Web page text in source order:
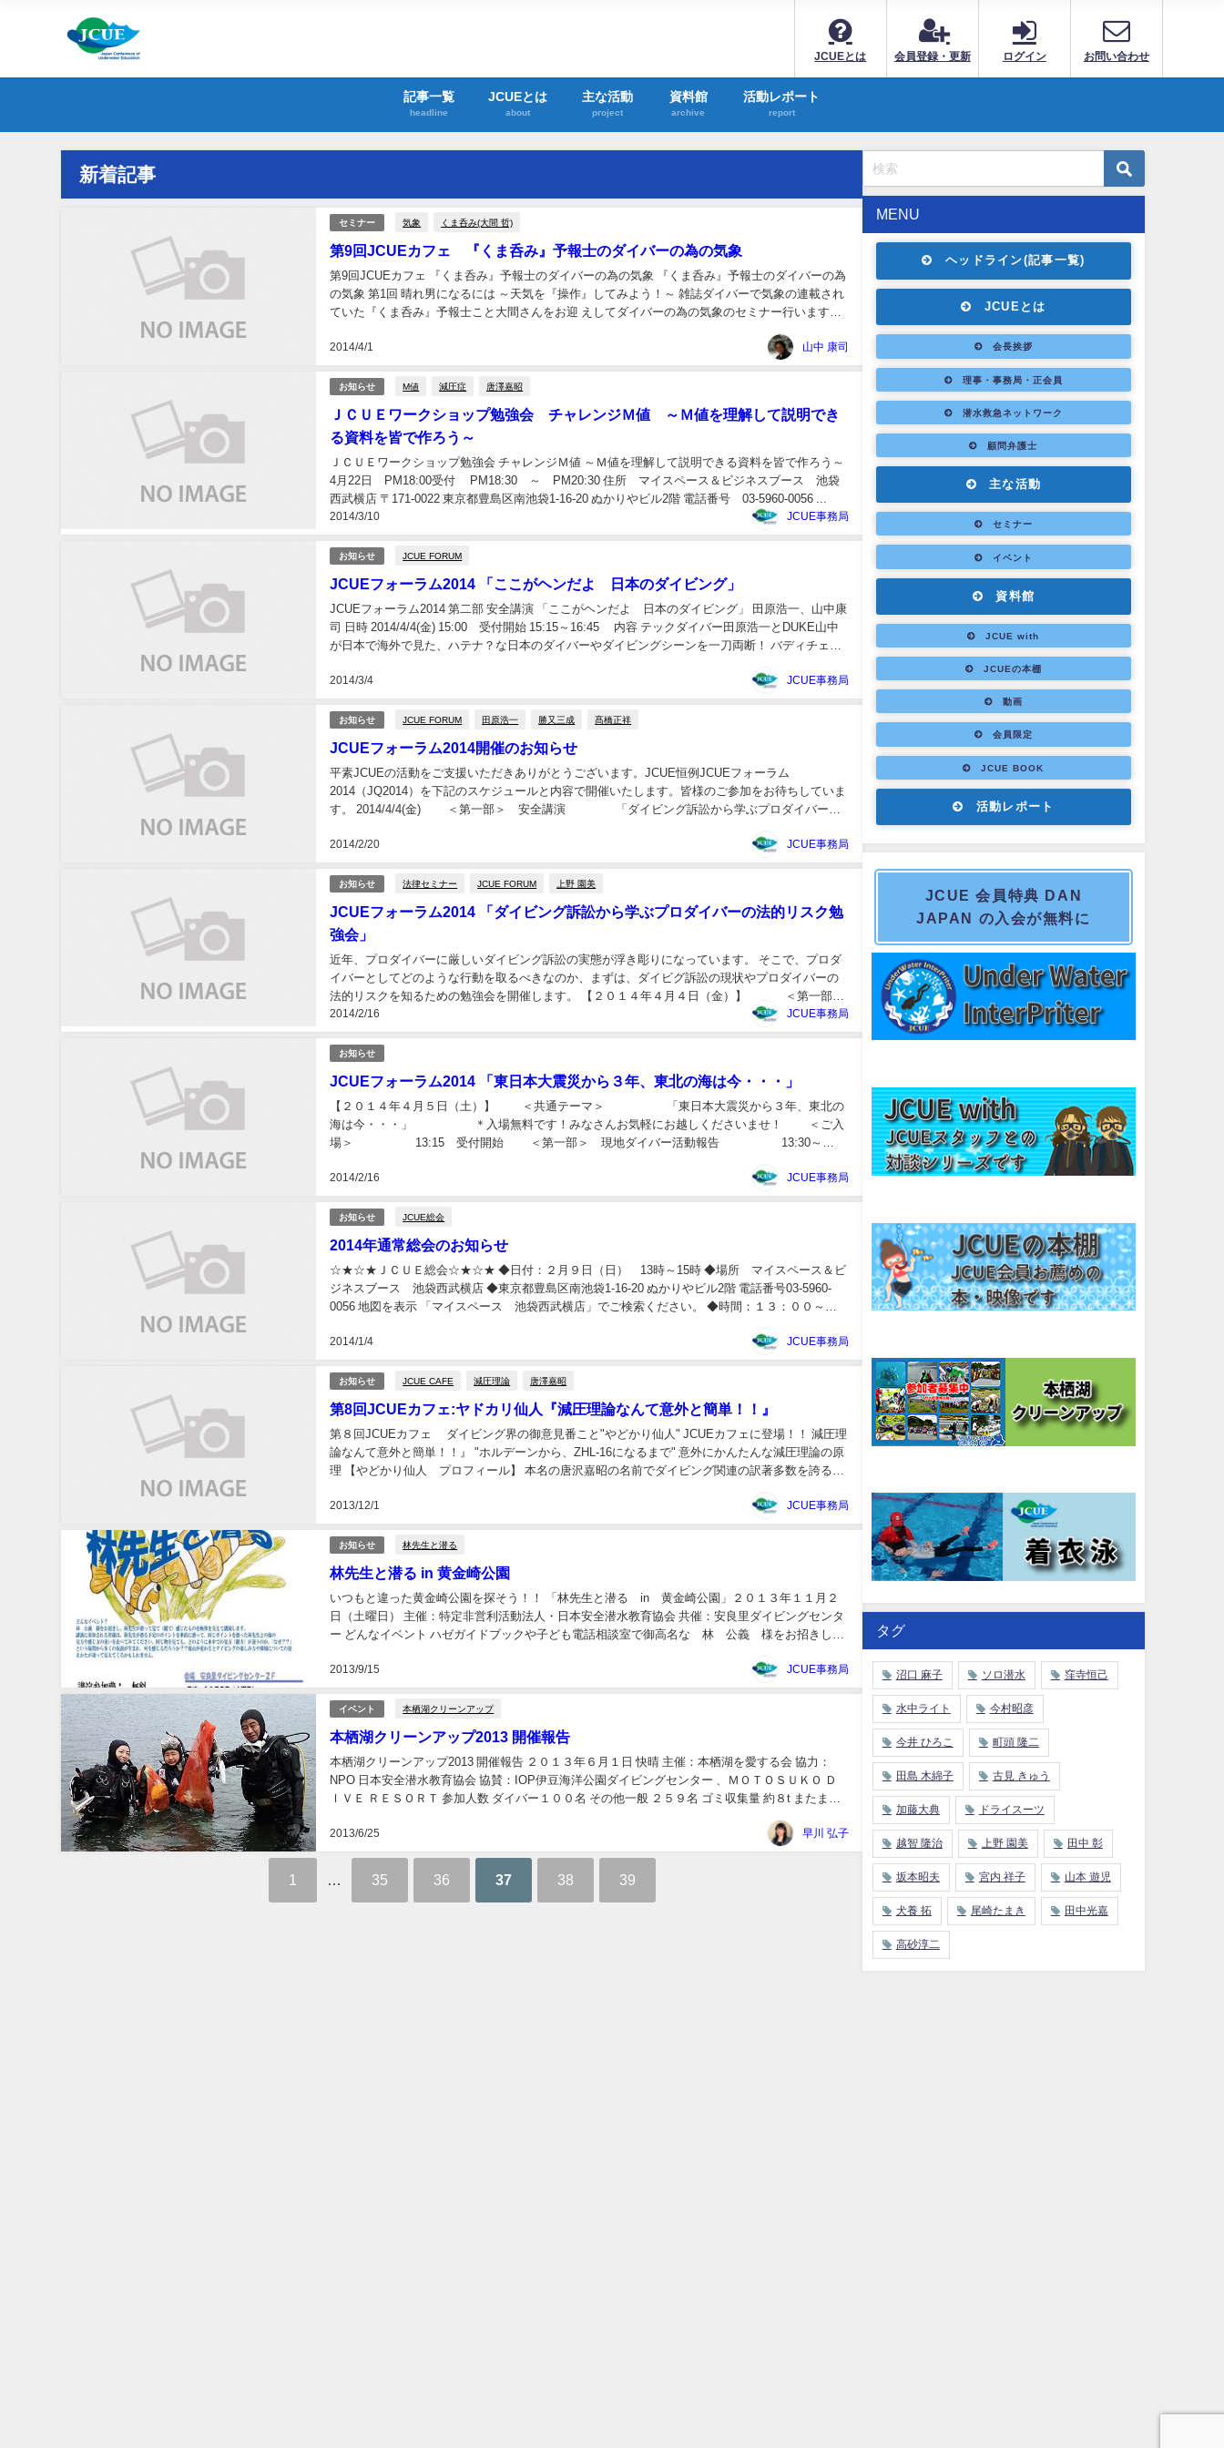
JCUEとは 会員登録・更新 ログイン お問い合わせ
記事一覧
headline
JCUEとは
about
主な活動
project
資料館
archive
活動レポート
report
新着記事
セミナー 気象 くま呑み(大間 哲)
第9回JCUEカフェ 『くま呑み』予報士のダイバーの為の気象
2014/4/1
第9回JCUEカフェ 『くま呑み』予報士のダイバーの為の気象 『くま呑み』予報士のダイバーの為
の気象 第1回 晴れ男になるには ～天気を『操作』してみよう！～ 雑誌ダイバーで気象の連載され
ていた『くま呑み』予報士こと大間さんをお迎 えしてダイバーの為の気象のセミナー行います。
山中 康司
お知らせ M値 減圧症 唐澤嘉昭
ＪＣＵＥワークショップ勉強会 チャレンジＭ値 ～Ｍ値を理解して説明でき
る資料を皆で作ろう～
2014/3/10
ＪＣＵＥワークショップ勉強会 チャレンジＭ値 ～Ｍ値を理解して説明できる資料を皆で作ろう～
4月22日 PM18:00受付 PM18:30 ～ PM20:30 住所 マイスペース＆ビジネスブース 池袋
西武横店 〒171-0022 東京都豊島区南池袋1-16-20 ぬかりやビル2階 電話番号 03-5960-0056 ...
JCUE事務局
お知らせ JCUE FORUM
JCUEフォーラム2014 「ここがヘンだよ 日本のダイビング」
2014/3/4
JCUEフォーラム2014 第二部 安全講演 「ここがヘンだよ 日本のダイビング」 田原浩一、山中康
司 日時 2014/4/4(金) 15:00 受付開始 15:15～16:45 内容 テックダイバー田原浩一とDUKE山中
が日本で海外で見た、ハテナ？な日本のダイバーやダイビングシーンを一刀両断！ バディチェッ
JCUE事務局
お知らせ JCUE FORUM 田原浩一 勝又三成 髙橋正祥
JCUEフォーラム2014開催のお知らせ
2014/2/20
平素JCUEの活動をご支援いただきありがとうございます。JCUE恒例JCUEフォーラム
2014（JQ2014）を下記のスケジュールと内容で開催いたします。皆様のご参加をお待ちしていま
す。 2014/4/4(金) ＜第一部＞ 安全講演 「ダイビング訴訟から学ぶプロダイバーの
JCUE事務局
お知らせ 法律セミナー JCUE FORUM 上野 園美
JCUEフォーラム2014 「ダイビング訴訟から学ぶプロダイバーの法的リスク勉
強会」
2014/2/16
近年、プロダイバーに厳しいダイビング訴訟の実態が浮き彫りになっています。 そこで、プロダ
イバーとしてどのような行動を取るべきなのか、まずは、ダイビグ訴訟の現状やプロダイバーの
法的リスクを知るための勉強会を開催します。 【２０１４年４月４日（金）】 ＜第一部
＞ 安全講演 「ダイビング訴訟から学ぶプロダイバー...
JCUE事務局
お知らせ
JCUEフォーラム2014 「東日本大震災から３年、東北の海は今・・・」
2014/2/16
【２０１４年４月５日（土）】 ＜共通テーマ＞ 「東日本大震災から３年、東北の
海は今・・・」 ＊入場無料です！みなさんお気軽にお越しくださいませ！ ＜ご入
場＞ 13:15 受付開始 ＜第一部＞ 現地ダイバー活動報告 13:30～
JCUE事務局
お知らせ JCUE総会
2014年通常総会のお知らせ
2014/1/4
☆★☆★ＪＣＵＥ総会☆★☆★ ◆日付：２月９日（日） 13時～15時 ◆場所 マイスペース＆ビ
ジネスブース 池袋西武横店 ◆東京都豊島区南池袋1-16-20 ぬかりやビル2階 電話番号03-5960-
0056 地図を表示 「マイスペース 池袋西武横店」でご検索ください。 ◆時間：１３：００～１
JCUE事務局
お知らせ JCUE CAFE 減圧理論 唐澤嘉昭
第8回JCUEカフェ:ヤドカリ仙人『減圧理論なんて意外と簡単！！』
2013/12/1
第８回JCUEカフェ ダイビング界の御意見番こと"やどかり仙人" JCUEカフェに登場！！ 減圧理
論なんて意外と簡単！！』 "ホルデーンから、ZHL-16になるまで" 意外にかんたんな減圧理論の原
理 【やどかり仙人 プロフィール】 本名の唐沢嘉昭の名前でダイビング関連の訳著多数を誇るダ
JCUE事務局
お知らせ 林先生と潜る
林先生と潜る in 黄金崎公園
2013/9/15
いつもと違った黄金崎公園を探そう！！ 「林先生と潜る in 黄金崎公園」２０１３年１１月２
日（土曜日） 主催：特定非営利活動法人・日本安全潜水教育協会 共催：安良里ダイビングセンタ
ー どんなイベント ハゼガイドブックや子ども電話相談室で御高名な 林 公義 様をお招きし、
JCUE事務局
イベント 本栖湖クリーンアップ
本栖湖クリーンアップ2013 開催報告
2013/6/25
本栖湖クリーンアップ2013 開催報告 ２０１３年６月１日 快晴 主催：本栖湖を愛する会 協力：
NPO 日本安全潜水教育協会 協賛：IOP伊豆海洋公園ダイビングセンター 、ＭＯＴＯＳＵＫＯ Ｄ
ＩＶＥ ＲＥＳＯＲＴ 参加人数 ダイバー１００名 その他一般 ２５９名 ゴミ収集量 約８t またま
早川 弘子
1 … 35 36 37 38 39
MENU
ヘッドライン(記事一覧)
JCUEとは
会長挨拶
理事・事務局・正会員
潜水救急ネットワーク
顧問弁護士
主な活動
セミナー
イベント
資料館
JCUE with
JCUEの本棚
動画
会員限定
JCUE BOOK
活動レポート
JCUE 会員特典 DAN
JAPAN の入会が無料に
タグ
沼口 麻子 ソロ潜水 窪寺恒己
水中ライト 今村昭彦
今井 ひろこ 町頭 隆二
田島 木綿子 古見 きゅう
加藤大典 ドライスーツ
越智 隆治 上野 園美 田中 彰
坂本昭夫 宮内 祥子 山本 遊児
犬養 拓 尾崎たまき 田中光嘉
高砂淳二